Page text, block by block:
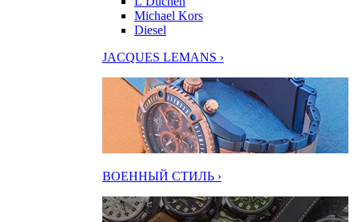
Michael Kors
Diesel
JACQUES LEMANS ›
ВОЕННЫЙ СТИЛЬ ›